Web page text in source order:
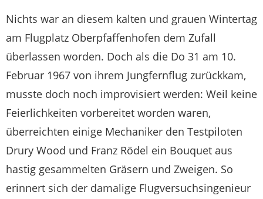
Nichts war an diesem kalten und grauen Wintertag
am Flugplatz Oberpfaffenhofen dem Zufall
überlassen worden. Doch als die Do 31 am 10.
Februar 1967 von ihrem Jungfernflug zurückkam,
musste doch noch improvisiert werden: Weil keine
Feierlichkeiten vorbereitet worden waren,
überreichten einige Mechaniker den Testpiloten
Drury Wood und Franz Rödel ein Bouquet aus
hastig gesammelten Gräsern und Zweigen. So
erinnert sich der damalige Flugversuchsingenieur